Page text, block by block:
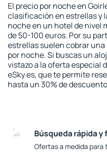
El precio por noche en
clasificación en estrellas y
noche en un hotel de nivel
de 50-100 euros. Por su
estrellas suelen cobrar una
por noche. Si buscas un
vistazo a la oferta especial
eSky.es, que te permite
hasta un 30% de
Búsqueda rápida y
Ofertas a medida